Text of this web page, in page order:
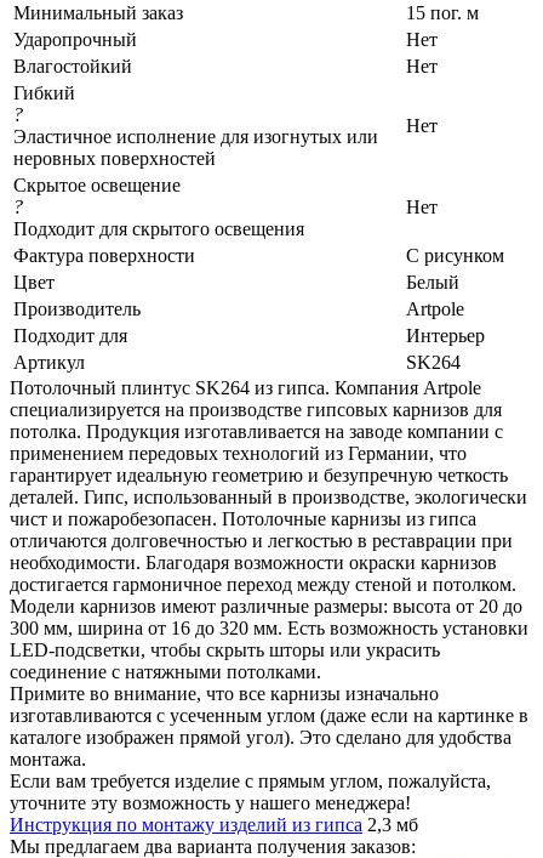
Минимальный заказ
15 пог. м
Ударопрочный
Нет
Влагостойкий
Нет
Гибкий
?
Эластичное исполнение для изогнутых или
неровных поверхностей
Нет
Скрытое освещение
?
Подходит для скрытого освещения
Нет
Фактура поверхности
С рисунком
Цвет
Белый
Производитель
Artpole
Подходит для
Интерьер
Артикул
SK264
Потолочный плинтус SK264 из гипса. Компания Artpole
специализируется на производстве гипсовых карнизов для
потолка. Продукция изготавливается на заводе компании с
применением передовых технологий из Германии, что
гарантирует идеальную геометрию и безупречную четкость
деталей. Гипс, использованный в производстве, экологически
чист и пожаробезопасен. Потолочные карнизы из гипса
отличаются долговечностью и легкостью в реставрации при
необходимости. Благодаря возможности окраски карнизов
достигается гармоничное переход между стеной и потолком.
Модели карнизов имеют различные размеры: высота от 20 до
300 мм, ширина от 16 до 320 мм. Есть возможность установки
LED-подсветки, чтобы скрыть шторы или украсить
соединение с натяжными потолками.
Примите во внимание, что все карнизы изначально
изготавливаются с усеченным углом (даже если на картинке в
каталоге изображен прямой угол). Это сделано для удобства
монтажа.
Если вам требуется изделие с прямым углом, пожалуйста,
уточните эту возможность у нашего менеджера!
Инструкция по монтажу изделий из гипса 2,3 мб
Мы предлагаем два варианта получения заказов: